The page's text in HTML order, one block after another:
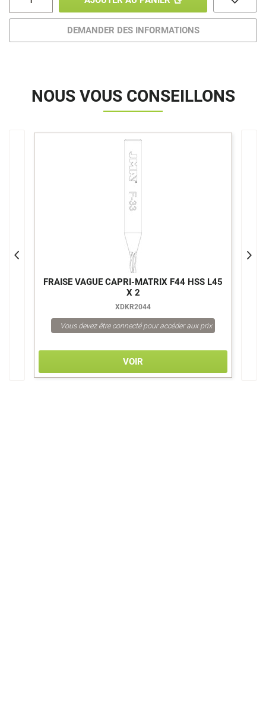
DEMANDER DES INFORMATIONS
NOUS VOUS CONSEILLONS
FRAISE VAGUE CAPRI-MATRIX F44 HSS L45
X 2
XDKR2044
Vous devez être connecté pour accéder aux prix
VOIR